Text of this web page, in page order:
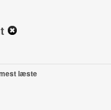
læste